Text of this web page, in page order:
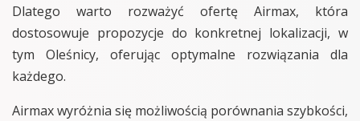
Dlatego warto rozważyć ofertę Airmax, która
dostosowuje propozycje do konkretnej lokalizacji, w
tym Oleśnicy, oferując optymalne rozwiązania dla
każdego.
Airmax wyróżnia się możliwością porównania szybkości,